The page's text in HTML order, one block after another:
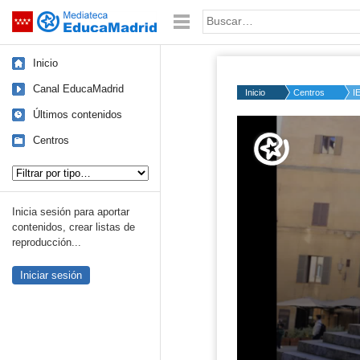
Saltar navegación Palabra o frase:
Inicio
Canal EducaMadrid
Últimos contenidos
Centros
Inicia sesión para aportar
contenidos, crear listas de
reproducción...
Iniciar sesión
Inicio Centros
50%